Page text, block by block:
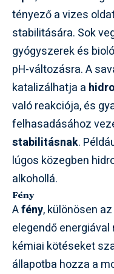
tényező a vizes
stabilitására. Sok
gyógyszerek és
pH-változásra. A
katalizálhatja a
való reakciója, és
felhasadásához
stabilitásnak.
lúgos közegben
alkohollá.
Fény
Afény, különösen
elegendő
kémiai kötéseket
állapotba hozza a